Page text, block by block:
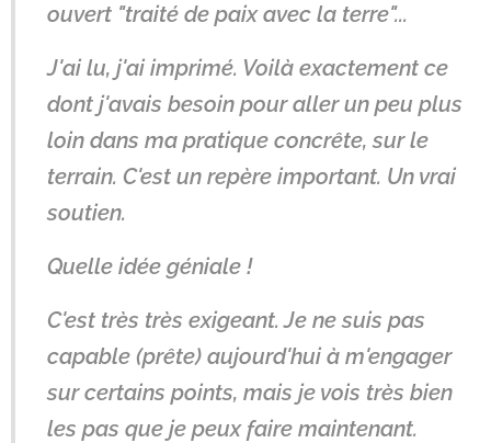
ouvert "traité de paix avec la terre"...
J'ai lu, j'ai imprimé. Voilà exactement ce
dont j'avais besoin pour aller un peu plus
loin dans ma pratique concrête, sur le
terrain. C'est un repère important. Un vrai
soutien.
Quelle idée géniale !
C'est très très exigeant. Je ne suis pas
capable (prête) aujourd'hui à m'engager
sur certains points, mais je vois très bien
les pas que je peux faire maintenant.